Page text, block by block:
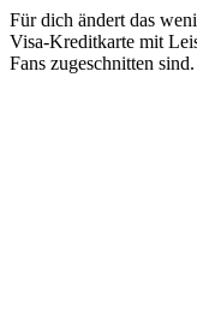
Für dich ändert das
Visa-Kreditkarte mit
Fans zugeschnitten sind.